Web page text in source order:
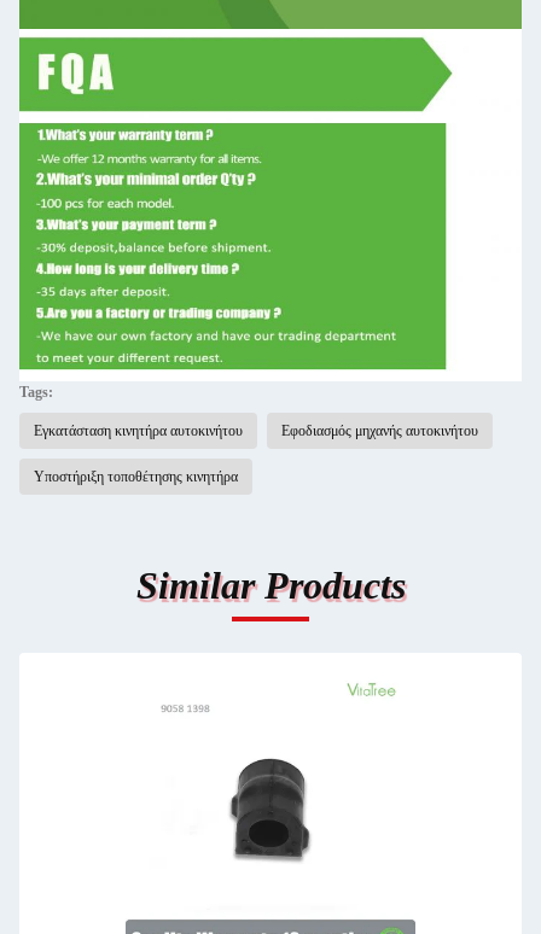
Tags:
Εγκατάσταση κινητήρα αυτοκινήτου Εφοδιασμός μηχανής αυτοκινήτου
Υποστήριξη τοποθέτησης κινητήρα
Similar Products